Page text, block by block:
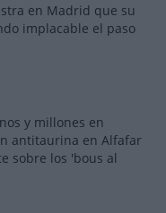
en Madrid que su
implacable el paso
y millones en
antitaurina en Alfafar
sobre los 'bous al